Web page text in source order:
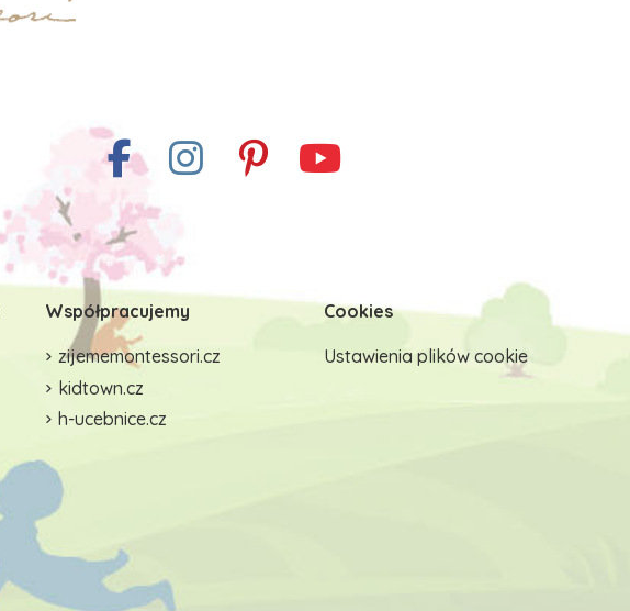
Współpracujemy
zijememontessori.cz
kidtown.cz
h-ucebnice.cz
Cookies
Ustawienia plików cookie